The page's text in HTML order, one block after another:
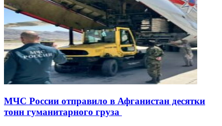
МЧС России отправило в Афганистан десятки
тонн гуманитарного груза